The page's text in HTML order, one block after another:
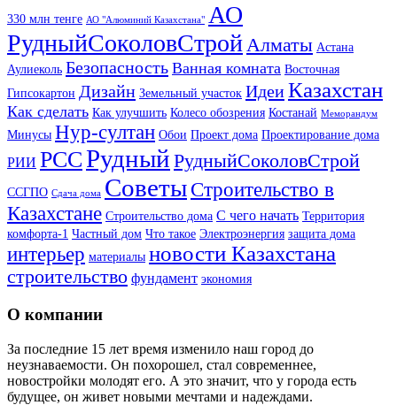
330 млн тенге АО "Алюминий Казахстана" АО
РудныйСоколовСтройАлматы Астана
Аулиеколь Безопасность Ванная комната Восточная
Гипсокартон Дизайн Земельный участок ИдеиКазахстан
Как сделать Как улучшить Колесо обозрения Костанай Меморандум
Минусы Нур-султан Обои Проект дома Проектирование дома
РИИ РССРудный РудныйСоколовСтрой
ССГПО Сдача дома Советы Строительство в
Казахстане Строительство дома С чего начать Территория
комфорта-1 Частный дом Что такое Электроэнергия защита дома
интерьер материалы новости Казахстана
строительство фундамент экономия
О компании
За последние 15 лет время изменило наш город до
неузнаваемости. Он похорошел, стал современнее,
новостройки молодят его. А это значит, что у города есть
будущее, он живет новыми мечтами и надеждами.